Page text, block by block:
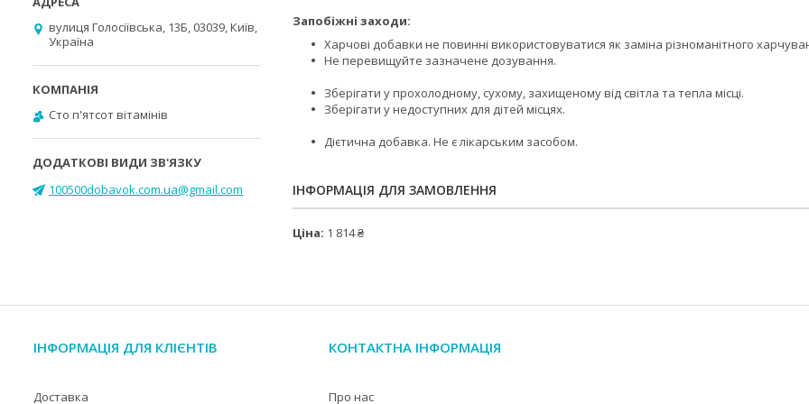
Запобіжні заходи:
Харчові добавки не повинні використовуватися як заміна різноманітного
Не перевищуйте зазначене дозування.
Зберігати у прохолодному, сухому, захищеному від світла та тепла місці.
Зберігати у недоступних для дітей місцях.
Дієтична добавка. Не є лікарським засобом.
ІНФОРМАЦІЯ ДЛЯ ЗАМОВЛЕННЯ
Ціна: 1 814 ₴
вулиця Голосіївська, 13Б, 03039, Київ,
Україна
Cто п'ятсот вітамінів
100500dobavok.com.ua@gmail.com
ІНФОРМАЦІЯ ДЛЯ КЛІЄНТІВ
Доставка
КОНТАКТНА ІНФОРМАЦІЯ
Про нас